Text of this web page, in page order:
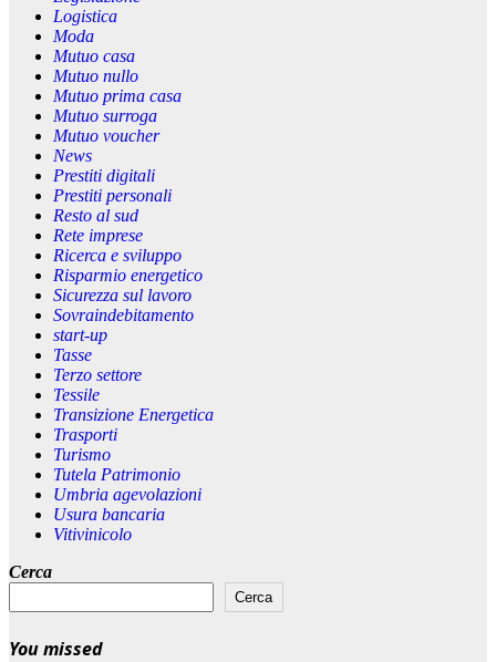
Logistica
Moda
Mutuo casa
Mutuo nullo
Mutuo prima casa
Mutuo surroga
Mutuo voucher
News
Prestiti digitali
Prestiti personali
Resto al sud
Rete imprese
Ricerca e sviluppo
Risparmio energetico
Sicurezza sul lavoro
Sovraindebitamento
start-up
Tasse
Terzo settore
Tessile
Transizione Energetica
Trasporti
Turismo
Tutela Patrimonio
Umbria agevolazioni
Usura bancaria
Vitivinicolo
Cerca
Cerca
You missed